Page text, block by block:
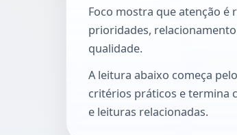
Foco mostra que atenção é
prioridades,
qualidade.
A leitura abaixo começa
critérios práticos e termina
e leituras relacionadas.